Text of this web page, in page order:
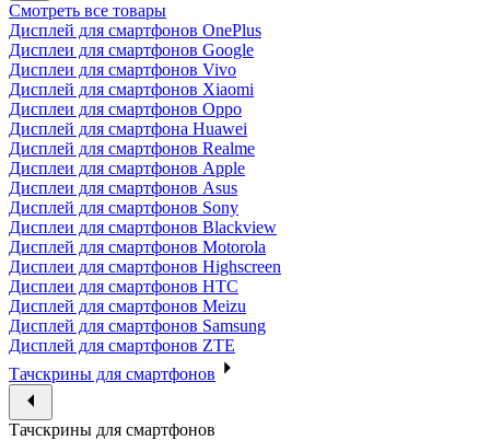
Смотреть все товары
Дисплей для смартфонов OnePlus
Дисплеи для смартфонов Google
Дисплеи для смартфонов Vivo
Дисплей для смартфонов Xiaomi
Дисплеи для смартфонов Oppo
Дисплей для смартфона Huawei
Дисплей для смартфонов Realme
Дисплеи для смартфонов Apple
Дисплеи для смартфонов Asus
Дисплей для смартфонов Sony
Дисплеи для смартфонов Blackview
Дисплей для смартфонов Motorola
Дисплеи для смартфонов Highscreen
Дисплеи для смартфонов HTC
Дисплей для смартфонов Meizu
Дисплей для смартфонов Samsung
Дисплей для смартфонов ZTE
Тачскрины для смартфонов
Тачскрины для смартфонов